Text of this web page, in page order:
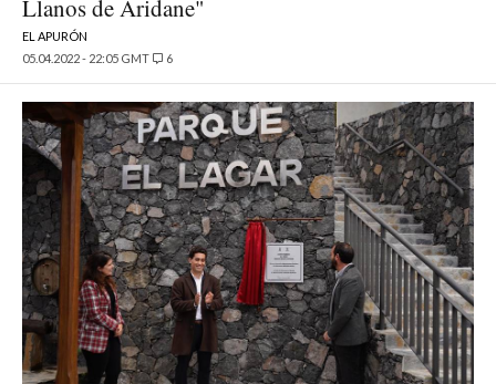
Llanos de Aridane"
EL APURÓN
05.04.2022 - 22:05 GMT
6